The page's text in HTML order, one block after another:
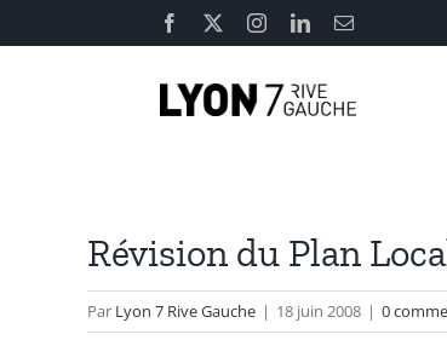
au
Facebook InstagramLinkedInEmail
Révision du Plan
Par Lyon 7 Rive Gauche | 18 juin 2008 | 0